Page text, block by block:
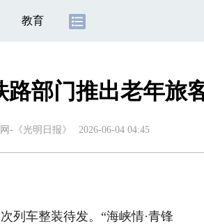
教育
部门推出老年旅
-《光明日报》 2026-06-04 04:45
列车整装待发。“海峡情·青锋